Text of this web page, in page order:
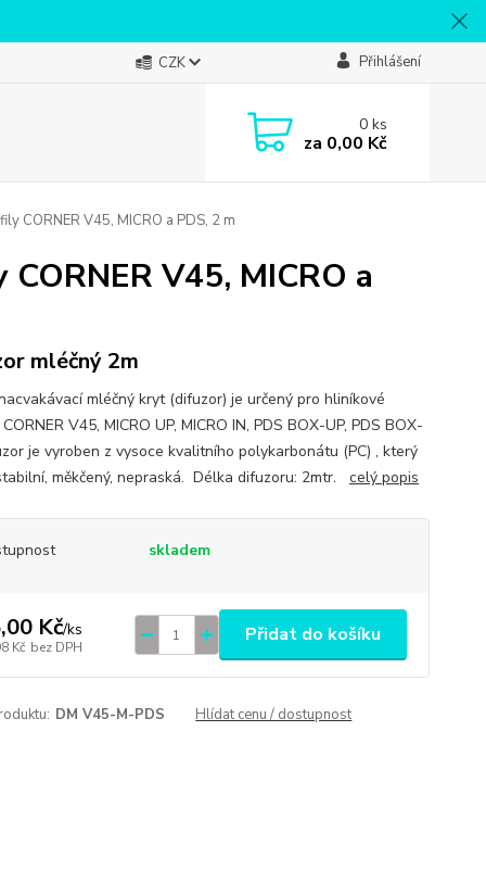
CZK Přihlášení
0ks
za 0,00 Kč
CORNER V45, MICRO a PDS, 2 m
V45, MICRO a
mléčný 2m
mléčný kryt (difuzor) je určený pro hliníkové
V45, MICRO UP, MICRO IN, PDS BOX-UP, PDS BOX-
je vyroben z vysoce kvalitního polykarbonátu (PC) , který
měkčený, nepraská. Délka difuzoru: 2mtr. celý popis
skladem
Kč/ks
Kč bez DPH
Přidat do košíku
DM V45-M-PDS Hlídat cenu / dostupnost